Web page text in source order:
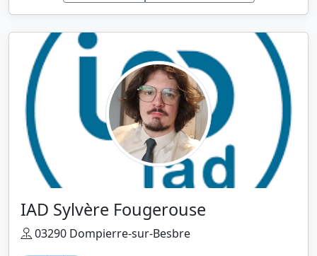
IAD Sylvère Fougerouse
03290 Dompierre-sur-Besbre